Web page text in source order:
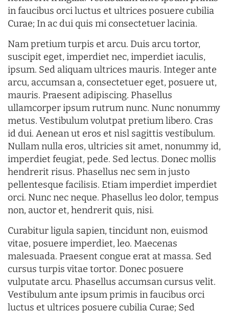
in faucibus orci luctus et ultrices posuere cubilia
Curae; In ac dui quis mi consectetuer lacinia.
Nam pretium turpis et arcu. Duis arcu tortor,
suscipit eget, imperdiet nec, imperdiet iaculis,
ipsum. Sed aliquam ultrices mauris. Integer ante
arcu, accumsan a, consectetuer eget, posuere ut,
mauris. Praesent adipiscing. Phasellus
ullamcorper ipsum rutrum nunc. Nunc nonummy
metus. Vestibulum volutpat pretium libero. Cras
id dui. Aenean ut eros et nisl sagittis vestibulum.
Nullam nulla eros, ultricies sit amet, nonummy id,
imperdiet feugiat, pede. Sed lectus. Donec mollis
hendrerit risus. Phasellus nec sem in justo
pellentesque facilisis. Etiam imperdiet imperdiet
orci. Nunc nec neque. Phasellus leo dolor, tempus
non, auctor et, hendrerit quis, nisi.
Curabitur ligula sapien, tincidunt non, euismod
vitae, posuere imperdiet, leo. Maecenas
malesuada. Praesent congue erat at massa. Sed
cursus turpis vitae tortor. Donec posuere
vulputate arcu. Phasellus accumsan cursus velit.
Vestibulum ante ipsum primis in faucibus orci
luctus et ultrices posuere cubilia Curae; Sed